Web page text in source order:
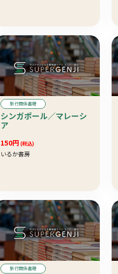
旅行関係書籍
シンガポール／マレーシ
ア
150円 (税込)
いるか書房
旅行関係書籍